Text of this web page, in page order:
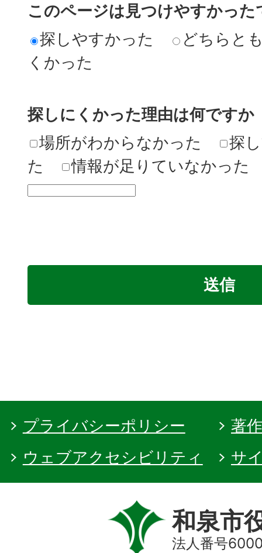
このページは見つけやすかった
探しやすかった
どちらと
くかった
探しにくかった理由は何ですか
場所がわからなかった
探
た
情報が足りていなかった
プライバシーポリシー
著
ウェブアクセシビリティ
サ
和泉市
法人番号